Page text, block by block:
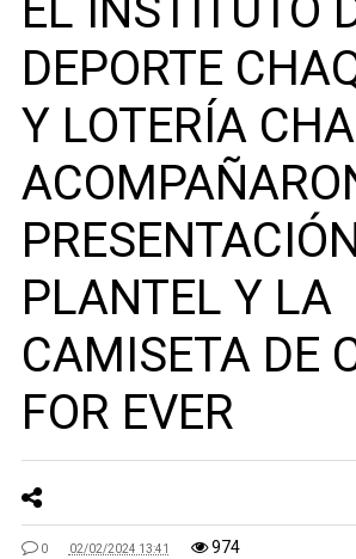
EL INSTITUTO
DEPORTE
Y LOTERÍA
PLANTEL Y LA
CAMISETA DE
FOR EVER
0 02/02/2024 13:41 974